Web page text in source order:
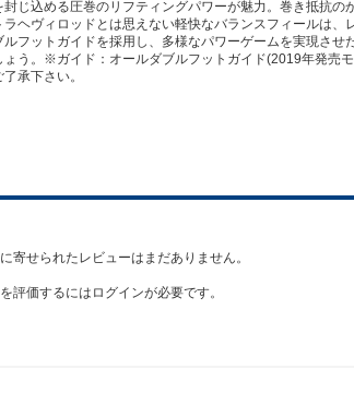
じ込める圧巻のリフティングパワーが魅力。巻き抵抗
ヘヴィロッドとは思えない軽快なバランスフィールは
フットガイドを採用し、多様なパワーゲームを実現さ
う。※ガイド：オールダブルフットガイド(2019年発売
承下さい。
寄せられたレビューはまだありません。
評価するには ログインが必要です。